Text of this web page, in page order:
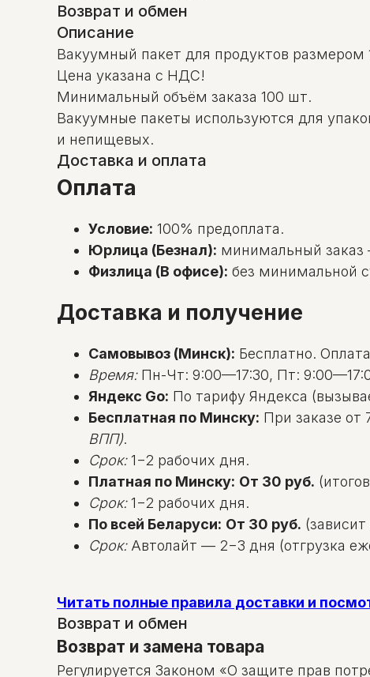
Возврат и обмен
Описание
Вакуумный пакет для продуктов размером
Цена указана с НДС!
Минимальный объём заказа 100 шт.
Вакуумные пакеты используются для
и непищевых.
Доставка и оплата
Оплата
Условие: 100% предоплата.
Юрлица (Безнал): минимальный
Физлица (В офисе): без минимальной
Доставка и получение
Самовывоз (Минск): Бесплатно.
Время:Пн-Чт: 9:00—17:30, Пт:
Яндекс Go: По тарифу Яндекса
Бесплатная по Минску: При заказе от
ВПП).
Срок:1−2 рабочих дня.
Платная по Минску: От 30 руб.
Срок:1−2 рабочих дня.
По всей Беларуси: От 30 руб.
Срок:Автолайт — 2−3 дня (отгрузка
Читать полные правила доставки и
Возврат и обмен
Возврат и замена товара
Регулируется Законом «О защите прав